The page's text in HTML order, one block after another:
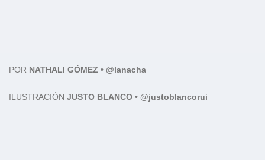
POR NATHALI GÓMEZ • @lanacha
ILUSTRACIÓN JUSTO BLANCO • @justoblancorui